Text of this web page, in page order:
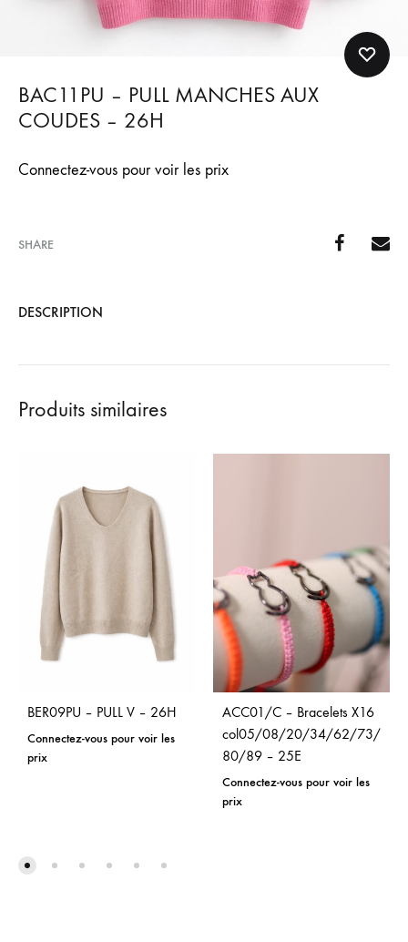
BAC11PU – PULL MANCHES AUX
COUDES – 26H
Connectez-vous pour voir les prix
SHARE
DESCRIPTION
Produits similaires
BER09PU – PULL V – 26H
Connectez-vous pour voir les
prix
ACC01/C – Bracelets X16
col05/08/20/34/62/73/
80/89 – 25E
Connectez-vous pour voir les
prix